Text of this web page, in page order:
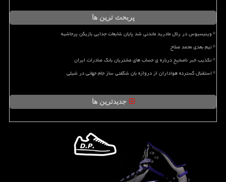
پربحث ترین ها
وینیسیوس در رئال مادرید ماندنی شد پایان شایعات جدایی بازیکن پرحاشیه
تیم بعدی محمد صلاح
تکذیب خبر ناصحیح درباره ی حساب های مشتریان بانک صادرات ایران
استقبال گسترده هواداران از دروازه بان شگفتی ساز جام جهانی در شیلی
جدیدترین ها